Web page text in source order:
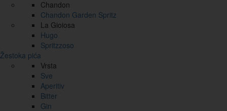
Chandon
Chandon Garden Spritz
La Gioiosa
Hugo
Spritzzoso
Žestoka pića
Vrsta
Sve
Aperitiv
Bitter
Gin